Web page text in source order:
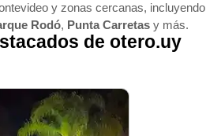
y zonas cercanas, incluyendo
Rodó, Punta Carretas y más.
de otero.uy